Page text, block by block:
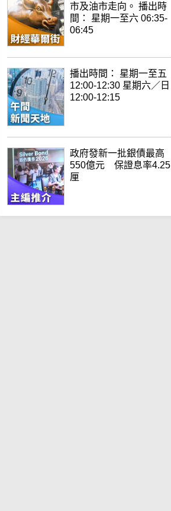
市及油市走向。 播出時
間： 星期一至六 06:35-
06:45
播出時間： 星期一至五
12:00-12:30 星期六／日
12:00-12:15
政府發新一批銀債最高
550億元 保證息率4.25
厘